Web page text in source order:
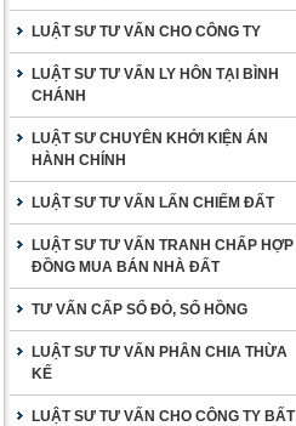
LUẬT SƯ TƯ VẤN CHO CÔNG TY
LUẬT SƯ TƯ VẤN LY HÔN TẠI BÌNH
CHÁNH
LUẬT SƯ CHUYÊN KHỞI KIỆN ÁN
HÀNH CHÍNH
LUẬT SƯ TƯ VẤN LẤN CHIẾM ĐẤT
LUẬT SƯ TƯ VẤN TRANH CHẤP HỢP
ĐỒNG MUA BÁN NHÀ ĐẤT
TƯ VẤN CẤP SỔ ĐỎ, SỔ HỒNG
LUẬT SƯ TƯ VẤN PHÂN CHIA THỪA
KẾ
LUẬT SƯ TƯ VẤN CHO CÔNG TY BẤT